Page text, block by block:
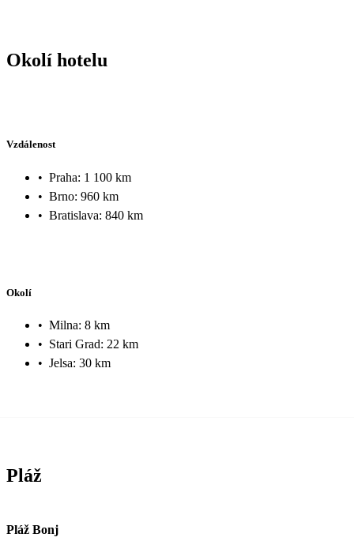
Okolí hotelu
Vzdálenost
• Praha: 1 100 km
• Brno: 960 km
• Bratislava: 840 km
Okolí
• Milna: 8 km
• Stari Grad: 22 km
• Jelsa: 30 km
Pláž
Pláž Bonj